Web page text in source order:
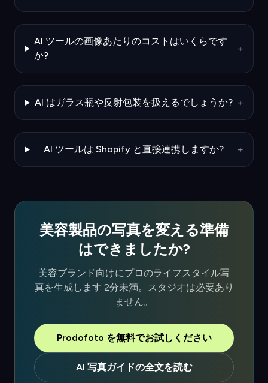
AI ツールの画像あたりのコストはいくらです
か?
+
AI はガラス瓶や反射包装を扱えるでしょうか? +
AI ツールは Shopify と直接連携しますか? +
美容製品の写真を変える準備
はできましたか?
美容ブランド向けにプロのライフスタイル写
真を生成します 2分未満。スタジオは必要あり
ません。
Prodofoto を無料でお試しください
AI 写真ガイドの全文を読む